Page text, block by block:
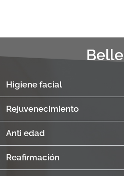
Higiene facial
Rejuvenecimiento
Anti edad
Reafirmación